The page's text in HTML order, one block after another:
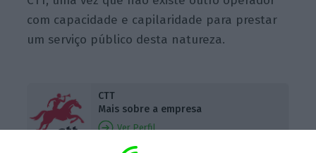
com capacidade e capilaridade para prestar
um serviço público desta natureza.
CTT
Mais sobre a empresa
Ver Perfil